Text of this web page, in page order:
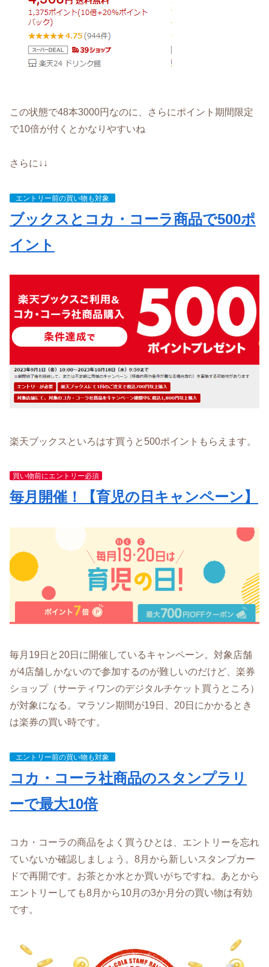
この状態で48本3000円なのに、さらにポイント期間限定
で10倍が付くとかなりやすいね
さらに↓↓
エントリー前の買い物も対象
ブックスとコカ・コーラ商品で500ポ
イント
楽天ブックスといろはす買うと500ポイントもらえます。
買い物前にエントリー必須
毎月開催！【育児の日キャンペーン】
毎月19日と20日に開催しているキャンペーン。対象店舗
が4店舗しかないので参加するのが難しいのだけど、楽券
ショップ（サーティワンのデジタルチケット買うところ）
が対象になる。マラソン期間が19日、20日にかかるとき
は楽券の買い時です。
エントリー前の買い物も対象
コカ・コーラ社商品のスタンプラリ
ーで最大10倍
コカ・コーラの商品をよく買うひとは、エントリーを忘れ
ていないか確認しましょう。8月から新しいスタンプカー
ドで再開です。お茶とか水とか買いがちですね。あとから
エントリーしても8月から10月の3か月分の買い物は有効
です。